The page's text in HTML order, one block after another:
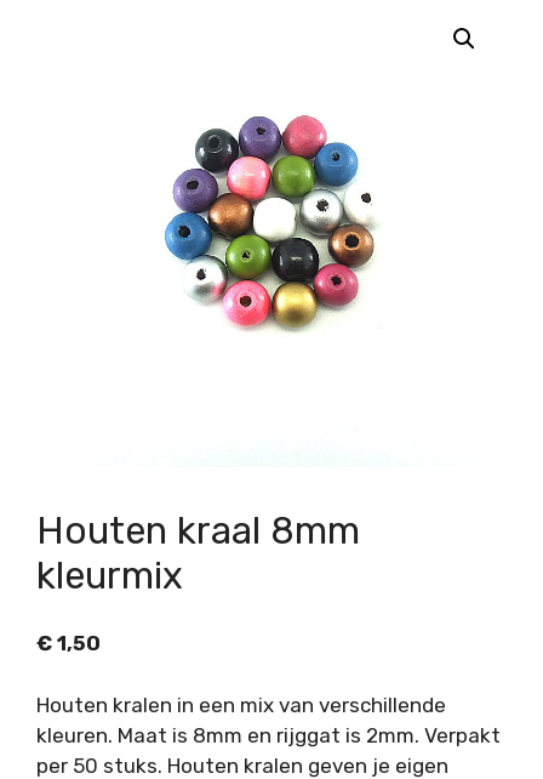
Houten kraal 8mm
kleurmix
€ 1,50
Houten kralen in een mix van verschillende
kleuren. Maat is 8mm en rijggat is 2mm. Verpakt
per 50 stuks. Houten kralen geven je eigen